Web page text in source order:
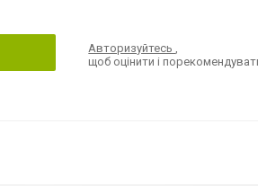
Авторизуйтесь,
щоб оцінити і